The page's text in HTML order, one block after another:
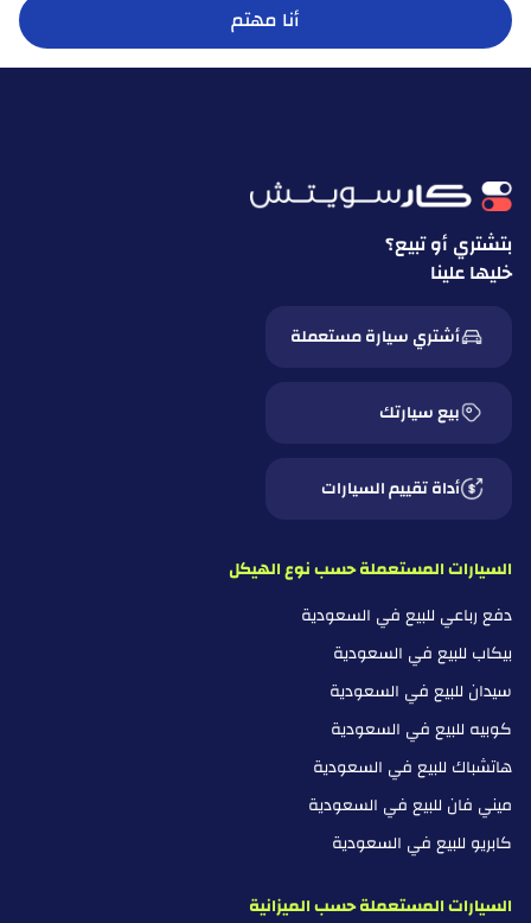
أنا مهتم
بتشتري أو تبيع؟
خليها علينا
أشتري سيارة مستعملة
بيع سيارتك
أداة تقييم السيارات
السيارات المستعملة حسب نوع الهيكل
دفع رباعي للبيع في السعودية
بيكاب للبيع في السعودية
سيدان للبيع في السعودية
كوبيه للبيع في السعودية
هاتشباك للبيع في السعودية
ميني فان للبيع في السعودية
كابريو للبيع في السعودية
السيارات المستعملة حسب الميزانية